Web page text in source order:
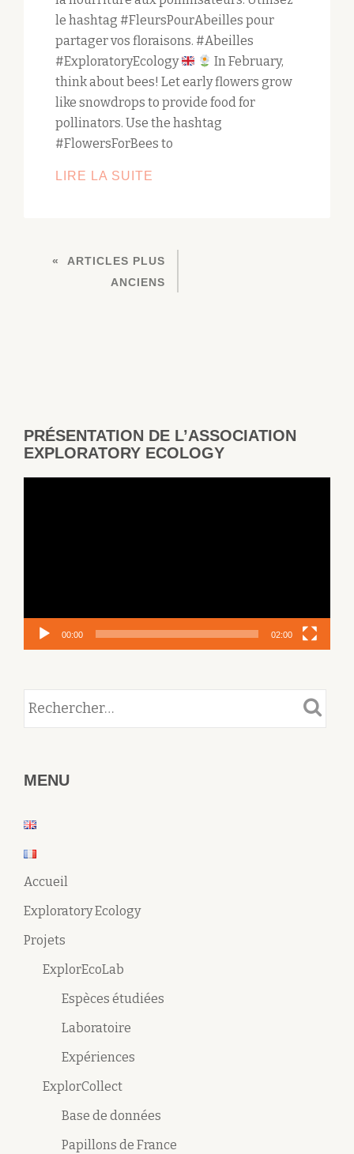
le hashtag #FleursPourAbeilles pour
partager vos floraisons. #Abeilles
#ExploratoryEcology
In February,
think about bees! Let early flowers grow
like snowdrops to provide food for
pollinators. Use the hashtag
#FlowersForBees to
LIRE LA SUITE
HIVER
NAVIGATION
ARTICLES PLUS
ANCIENS
PRÉSENTATION DE L’ASSOCIATION
EXPLORATORY ECOLOGY
00:00 02:00
MENU
Accueil
Exploratory Ecology
Projets
ExplorEcoLab
Espèces étudiées
Laboratoire
Expériences
ExplorCollect
Base de données
Papillons de France